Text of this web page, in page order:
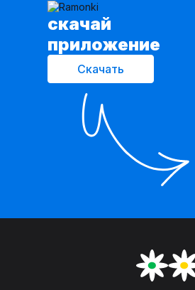
cкачай
приложение
Скачать